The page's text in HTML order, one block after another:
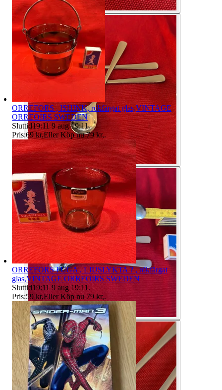
ORREFORS , ISHINK, rökfärgat glas,VINTAGE
ORREOIRS SWEDEN
Sluttid19:11 9 aug 19:11.
Pris:69 kr,Eller Köp nu 79 kr,.
ORREFORS FUGA , LJUSLYKTA ? , rökfärgat
glas,VINTAGE ORREOIRS SWEDEN
Sluttid19:11 9 aug 19:11 .
Pris:59 kr,Eller Köp nu 79 kr,.